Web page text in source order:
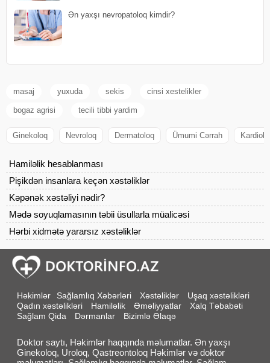
Ən yaxşı nevropatoloq kimdir?
masaj yuxuda sekis cinsi xestelikler
bogaz agrisi tecili tibbi yardim
Ginekoloq Nevroloq Dermatoloq Ümumi Cərrah
Hamiləlik hesablanması
Pişikdən insanlara keçən xəstəliklər
Kəpənək xəstəliyi nədir?
Mədə soyuqlamasının təbii üsullarla müalicəsi
Hərbi xidmətə yararsız xəstəliklər
Həkimlər Sağlamlıq Xəbərləri Xəstəliklər
Uşaq xəstəlikləri
Qadın xəstəlikləri
Hamiləlik Əməliyyatlar
Xalq Təbabəti
Sağlam Qida
Dərmanlar Bizimlə Əlaqə
Doktor saytı, Həkimlər haqqında məlumatlar. Ən yaxşı
Ginekoloq, Uroloq, Qastreontoloq Həkimlər və doktor